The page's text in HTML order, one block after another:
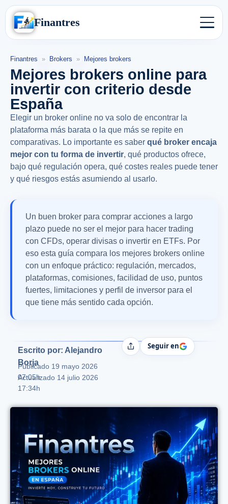
Finantres
Finantres » Brokers » Mejores brokers
Mejores brokers online para
invertir con criterio desde
España
Elegir un broker online no va solo de encontrar la
plataforma más barata o la que más se repite en
comparativas. Lo importante es saber qué broker encaja
mejor con tu forma de invertir, qué productos ofrece,
bajo qué regulación opera, qué costes reales puede tener
y qué riesgos estás asumiendo al usarlo.
Un buen broker para comprar acciones a largo
plazo puede no ser el mejor para hacer trading
con CFDs, operar divisas o invertir en ETFs. Por
eso esta guía compara los mejores brokers online
con un enfoque práctico: regulación, mercados,
plataformas, comisiones, facilidad de uso, puntos
fuertes, limitaciones y perfil de inversor para el
que tiene más sentido cada opción.
Escrito por: Alejandro
Borja
Publicado 19 mayo 2026
07:05h
Actualizado 14 julio 2026
17:34h
CompartirSeguir en